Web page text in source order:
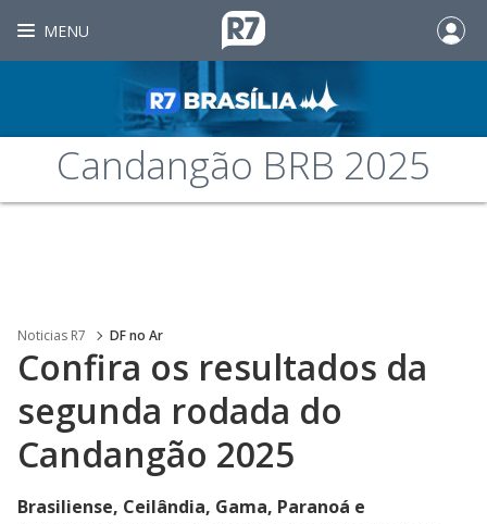
MENU
Candangão BRB 2025
Noticias R7 DF no Ar
Confira os resultados da
segunda rodada do
Candangão 2025
Brasiliense, Ceilândia, Gama, Paranoá e